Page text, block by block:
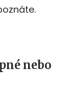
nebo